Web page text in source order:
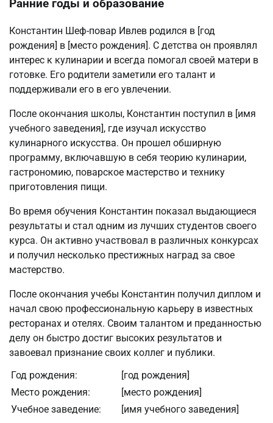
Ранние годы и образование
Константин Шеф-повар Ивлев родился в [год
рождения] в [место рождения]. С детства он проявлял
интерес к кулинарии и всегда помогал своей матери в
готовке. Его родители заметили его талант и
поддерживали его в его увлечении.
После окончания школы, Константин поступил в [имя
учебного заведения], где изучал искусство
кулинарного искусства. Он прошел обширную
программу, включавшую в себя теорию кулинарии,
гастрономию, поварское мастерство и технику
приготовления пищи.
Во время обучения Константин показал выдающиеся
результаты и стал одним из лучших студентов своего
курса. Он активно участвовал в различных конкурсах
и получил несколько престижных наград за свое
мастерство.
После окончания учебы Константин получил диплом и
начал свою профессиональную карьеру в известных
ресторанах и отелях. Своим талантом и преданностью
делу он быстро достиг высоких результатов и
завоевал признание своих коллег и публики.
Год рождения:
[год рождения]
Место рождения:
[место рождения]
Учебное заведение:
[имя учебного заведения]